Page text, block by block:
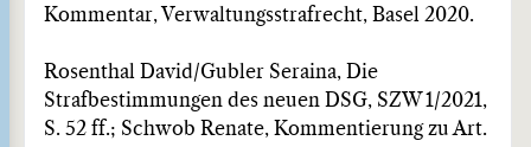
Kommentar, Verwaltungsstrafrecht, Basel 2020.
Rosenthal David/Gubler Seraina, Die
Strafbestimmungen des neuen DSG, SZW 1/2021,
S. 52 ff.; Schwob Renate, Kommentierung zu Art.